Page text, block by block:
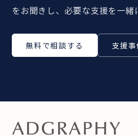
をお聞きし、必要な支援を一緒
無料で相談する 支援